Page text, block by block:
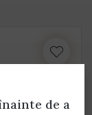
de a